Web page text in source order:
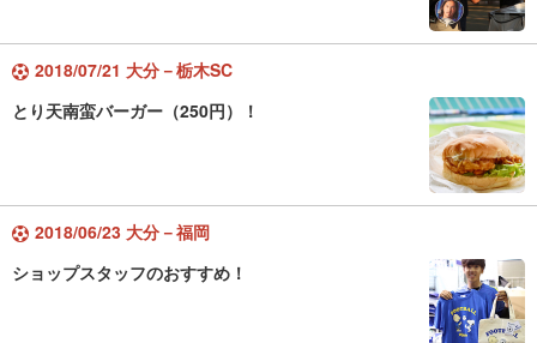
2018/07/21 大分－栃木SC
とり天南蛮バーガー（250円）！
2018/06/23 大分－福岡
ショップスタッフのおすすめ！